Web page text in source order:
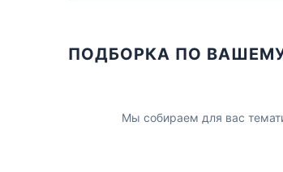
ПОДБОРКА ПО
Мы собираем для вас